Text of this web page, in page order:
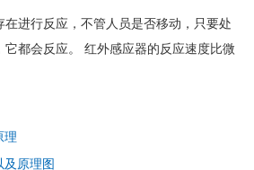
进行反应，不管人员是否移动，只要处
都会反应。 红外感应器的反应速度比微
理
及原理图